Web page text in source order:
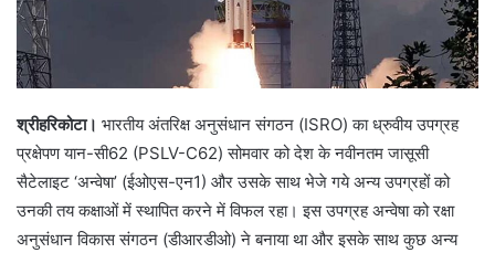
श्रीहरिकोटा। भारतीय अंतरिक्ष अनुसंधान संगठन (ISRO) का ध्रुवीय उपग्रह
प्रक्षेपण यान-सी62 (PSLV-C62) सोमवार को देश के नवीनतम जासूसी
सैटेलाइट ‘अन्वेषा’ (ईओएस-एन1) और उसके साथ भेजे गये अन्य उपग्रहों को
उनकी तय कक्षाओं में स्थापित करने में विफल रहा। इस उपग्रह अन्वेषा को रक्षा
अनुसंधान विकास संगठन (डीआरडीओ) ने बनाया था और इसके साथ कुछ अन्य